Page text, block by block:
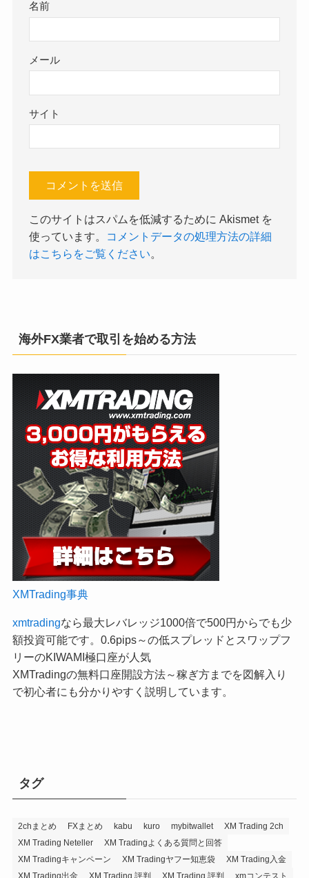
名前
メール
サイト
このサイトはスパムを低減するために Akismet を
使っています。
コメントデータの処理方法の詳細
はこちらをご覧ください。
海外FX業者で取引を始める方法
XMTrading事典
xmtradingなら最大レバレッジ1000倍で500円からでも少
額投資可能です。0.6pips～の低スプレッドとスワップフ
リーのKIWAMI極口座が人気
XMTradingの無料口座開設方法～稼ぎ方までを図解入り
で初心者にも分かりやすく説明しています。
タグ
2chまとめ FXまとめ kabu kuro mybitwallet
XM Trading 2ch
XM Trading Neteller
XM Tradingよくある質問と回答
XM Tradingキャンペーン
XM Tradingヤフー知恵袋
XM Trading入金
XM Trading出金
XM Trading 評判 XM Trading 評判 xmコンテスト